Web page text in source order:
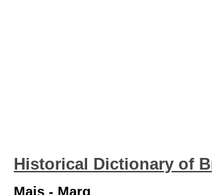
Historical Dictionary of
Mais - Marg